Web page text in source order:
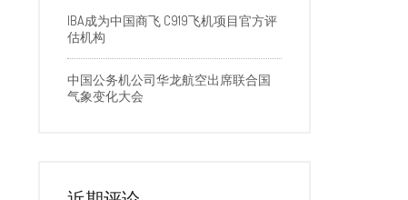
IBA成为中国商飞 C919飞机项目官方评
估机构
中国公务机公司华龙航空出席联合国
气象变化大会